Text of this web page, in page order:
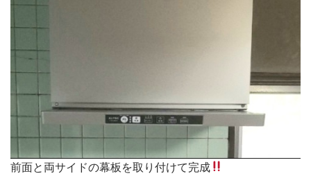
前面と両サイドの幕板を取り付けて完成